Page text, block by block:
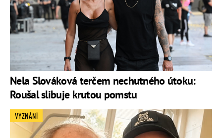
Nela Slováková terčem nechutného útoku:
Roušal slibuje krutou pomstu
VYZNÁNÍ